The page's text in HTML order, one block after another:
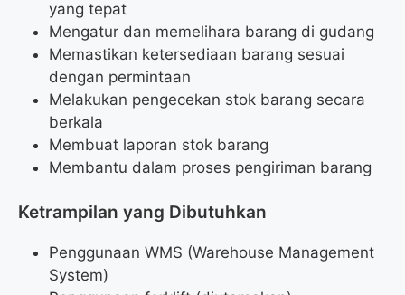
yang tepat
Mengatur dan memelihara barang di gudang
Memastikan ketersediaan barang sesuai
dengan permintaan
Melakukan pengecekan stok barang secara
berkala
Membuat laporan stok barang
Membantu dalam proses pengiriman barang
Ketrampilan yang Dibutuhkan
Penggunaan WMS (Warehouse Management
System)